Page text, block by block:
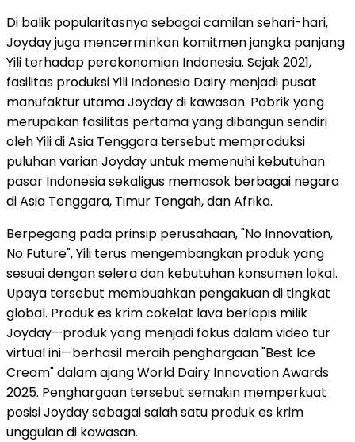
Di balik popularitasnya sebagai camilan sehari-hari,
Joyday juga mencerminkan komitmen jangka panjang
Yili terhadap perekonomian Indonesia. Sejak 2021,
fasilitas produksi Yili Indonesia Dairy menjadi pusat
manufaktur utama Joyday di kawasan. Pabrik yang
merupakan fasilitas pertama yang dibangun sendiri
oleh Yili di Asia Tenggara tersebut memproduksi
puluhan varian Joyday untuk memenuhi kebutuhan
pasar Indonesia sekaligus memasok berbagai negara
di Asia Tenggara, Timur Tengah, dan Afrika.
Berpegang pada prinsip perusahaan, "No Innovation,
No Future", Yili terus mengembangkan produk yang
sesuai dengan selera dan kebutuhan konsumen lokal.
Upaya tersebut membuahkan pengakuan di tingkat
global. Produk es krim cokelat lava berlapis milik
Joyday—produk yang menjadi fokus dalam video tur
virtual ini—berhasil meraih penghargaan "Best Ice
Cream" dalam ajang World Dairy Innovation Awards
2025. Penghargaan tersebut semakin memperkuat
posisi Joyday sebagai salah satu produk es krim
unggulan di kawasan.